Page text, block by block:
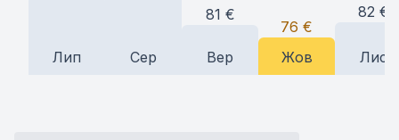
Лип Сер
81 €
Вер
76 €
Жов
82 €
Лис